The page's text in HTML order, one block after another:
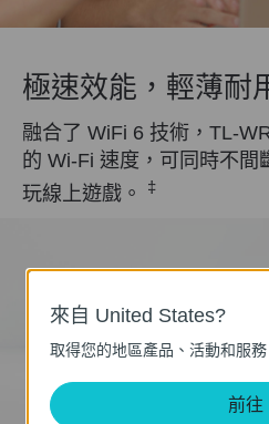
極速效能，輕薄耐
融合了 WiFi 6 技術，TL-
的 Wi-Fi 速度，可同時不間
玩線上遊戲。
‡
來自 United States?
取得您的地區產品、活動和服務
前往